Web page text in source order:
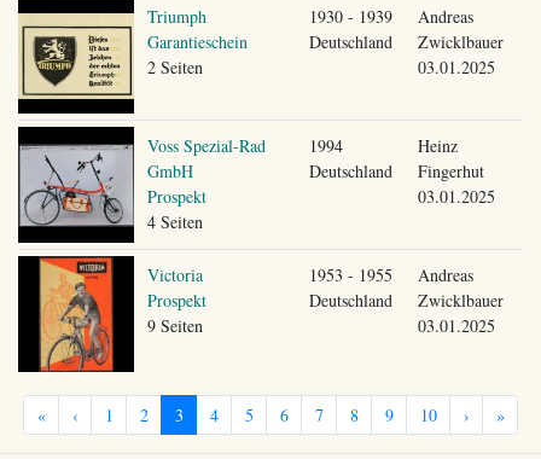
Triumph
Garantieschein
2 Seiten
1930 - 1939
Deutschland
Andreas
Zwicklbauer
03.01.2025
Voss Spezial-Rad
GmbH
Prospekt
4 Seiten
1994
Deutschland
Heinz
Fingerhut
03.01.2025
Victoria
Prospekt
9 Seiten
1953 - 1955
Deutschland
Andreas
Zwicklbauer
03.01.2025
« ‹ 1 2 3 4 5 6 7 8 9 10 › »